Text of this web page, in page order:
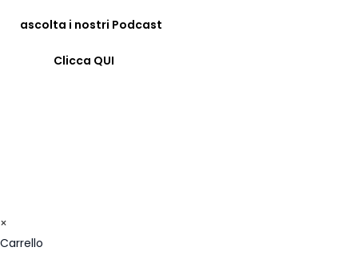
ascolta i nostri Podcast
Clicca QUI
×
Carrello